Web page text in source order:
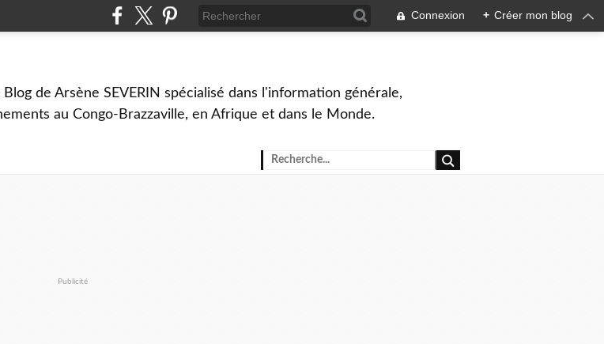
Connexion + Créer mon blog
de Arsène SEVERIN spécialisé dans l'information générale,
au Congo-Brazzaville, en Afrique et dans le Monde.
Publicité